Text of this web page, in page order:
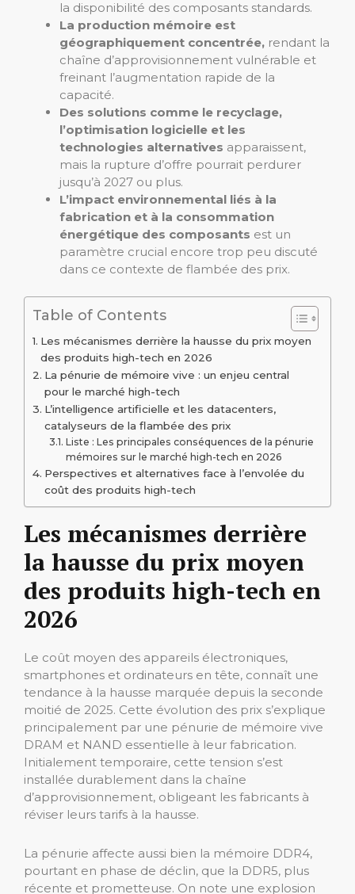
la disponibilité des composants standards.
La production mémoire est
géographiquement concentrée, rendant la
chaîne d’approvisionnement vulnérable et
freinant l’augmentation rapide de la
capacité.
Des solutions comme le recyclage,
l’optimisation logicielle et les
technologies alternatives apparaissent,
mais la rupture d’offre pourrait perdurer
jusqu’à 2027 ou plus.
L’impact environnemental liés à la
fabrication et à la consommation
énergétique des composants est un
paramètre crucial encore trop peu discuté
dans ce contexte de flambée des prix.
Table of Contents
Les mécanismes derrière la hausse du prix moyen
des produits high-tech en 2026
La pénurie de mémoire vive : un enjeu central
pour le marché high-tech
L’intelligence artificielle et les datacenters,
catalyseurs de la flambée des prix
Liste : Les principales conséquences de la pénurie
mémoires sur le marché high-tech en 2026
Perspectives et alternatives face à l’envolée du
coût des produits high-tech
Les mécanismes derrière
la hausse du prix moyen
des produits high-tech en
2026
Le coût moyen des appareils électroniques,
smartphones et ordinateurs en tête, connaît une
tendance à la hausse marquée depuis la seconde
moitié de 2025. Cette évolution des prix s’explique
principalement par une pénurie de mémoire vive
DRAM et NAND essentielle à leur fabrication.
Initialement temporaire, cette tension s’est
installée durablement dans la chaîne
d’approvisionnement, obligeant les fabricants à
réviser leurs tarifs à la hausse.
La pénurie affecte aussi bien la mémoire DDR4,
pourtant en phase de déclin, que la DDR5, plus
récente et prometteuse. On note une explosion